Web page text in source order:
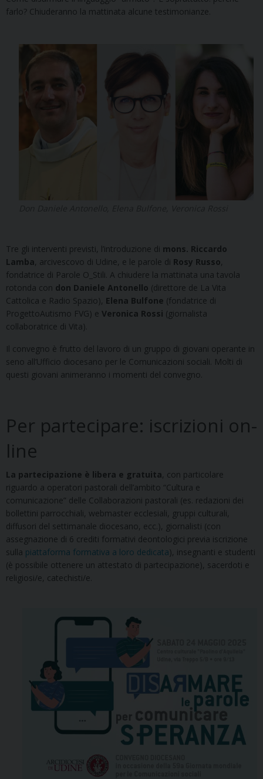
farlo? Chiuderanno la mattinata alcune testimonianze.
Tre gli interventi previsti, l’introduzione di mons. Riccardo
Lamba, arcivescovo di Udine, e le parole di Rosy Russo,
fondatrice di Parole O_Stili. A chiudere la mattinata una tavola
rotonda con don Daniele Antonello (direttore de La Vita
Cattolica e Radio Spazio), Elena Bulfone (fondatrice di
ProgettoAutismo FVG) e Veronica Rossi (giornalista
collaboratrice di Vita).
Il convegno è frutto del lavoro di un gruppo di giovani operante in
seno all’Ufficio diocesano per le Comunicazioni sociali. Molti di
questi giovani animeranno i momenti del convegno.
Per partecipare: iscrizioni on-
line
La partecipazione è libera e gratuita, con particolare
riguardo a operatori pastorali dell’ambito “Cultura e
comunicazione” delle Collaborazioni pastorali (es. redazioni dei
bollettini parrocchiali, webmaster ecclesiali, gruppi culturali,
diffusori del settimanale diocesano, ecc.), giornalisti (con
assegnazione di 6 crediti formativi deontologici previa iscrizione
sulla piattaforma formativa a loro dedicata), insegnanti e studenti
(è possibile ottenere un attestato di partecipazione), sacerdoti e
religiosi/e, catechisti/e.